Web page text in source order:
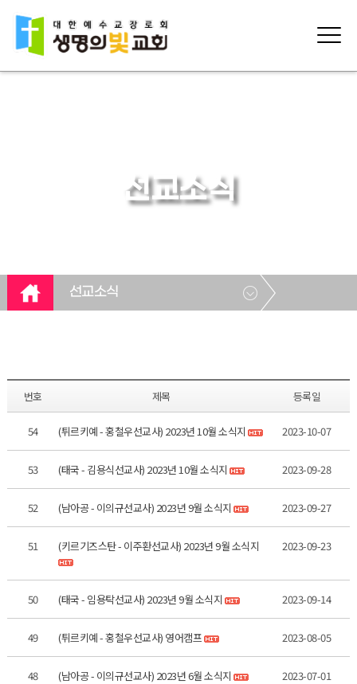
선교소식
선교소식
번호 제목 등록일
54 (튀르키예 - 홍철우선교사) 2023년 10월 소식지 2023-10-07
53 (태국 - 김용식선교사) 2023년 10월 소식지 2023-09-28
52 (남아공 - 이의규선교사) 2023년 9월 소식지 2023-09-27
51 (키르기즈스탄 - 이주환선교사) 2023년 9월 소식지 2023-09-23
50 (태국 - 임용탁선교사) 2023년 9월 소식지 2023-09-14
49 (튀르키예 - 홍철우선교사) 영어캠프 2023-08-05
48 (남아공 - 이의규선교사) 2023년 6월 소식지 2023-07-01